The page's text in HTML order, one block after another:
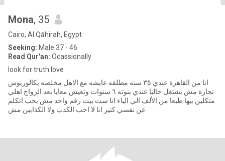
Mona, 35
Cairo, Al Qāhirah, Egypt
Seeking: Male 37 - 46
Read Qur'an: Ocassionally
look for truth love
انا من القاهرة عندي ٣٥ سنه مطلقه عايشه مع الاهل مخلصه بكالوريوس
تجارة مش بشتغل حاليا عندي بنوته ٦ سنوات وتعيش معايا بعد الزواج اهلي
متكلين بيها طبعا من الألف الي الياء انا ست بيت رقم واحد مش بحب اتكلم
عن نفسي كتير انا لا احب الكذب ولا الكذابين مش